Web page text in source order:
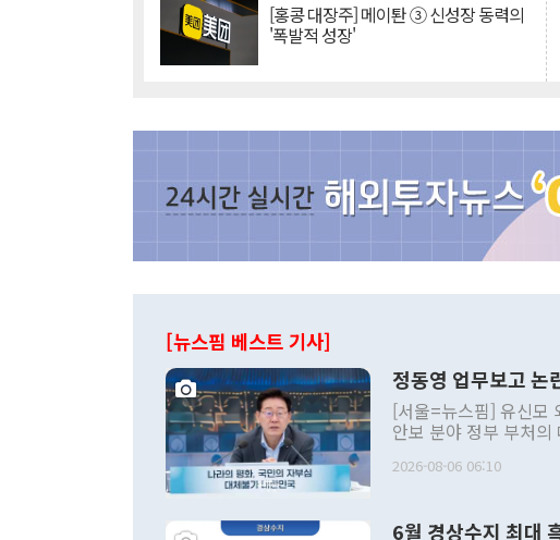
[홍콩 대장주] 메이퇀 ③ 신성장 동력의
'폭발적 성장'
[뉴스핌 베스트 기사]
정동영 업무보고 논
[서울=뉴스핌] 유신모
안보 분야 정부 부처
발언 중에는 정부 내
2026-08-06 06:10
6월 경상수지 최대